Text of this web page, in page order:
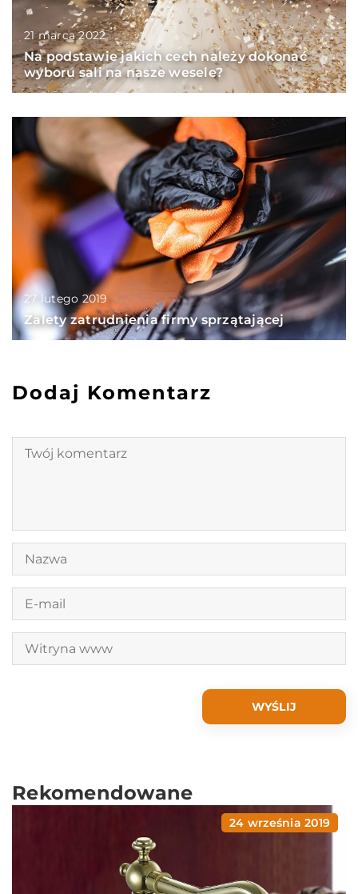
21 marca 2022
Na podstawie jakich cech należy dokonać
wyboru sali na nasze wesele?
27 lutego 2019
Zalety zatrudnienia firmy sprzątającej
Dodaj Komentarz
Rekomendowane
24 września 2019